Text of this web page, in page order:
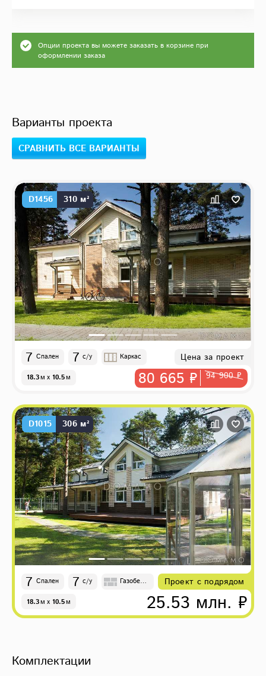
Опции проекта вы можете заказать в корзине при
оформлении заказа
Варианты проекта
СРАВНИТЬ ВСЕ ВАРИАНТЫ
D1456 310 м²
7 Спален 7 с/у Каркас
18.3м x 10.5м
Цена за проект
80 665 ₽ 94 900 ₽
D1015 306 м²
7 Спален 7 с/у
Газобето
18.3м x 10.5м
Проект с подрядом
25.53 млн. ₽
Комплектации